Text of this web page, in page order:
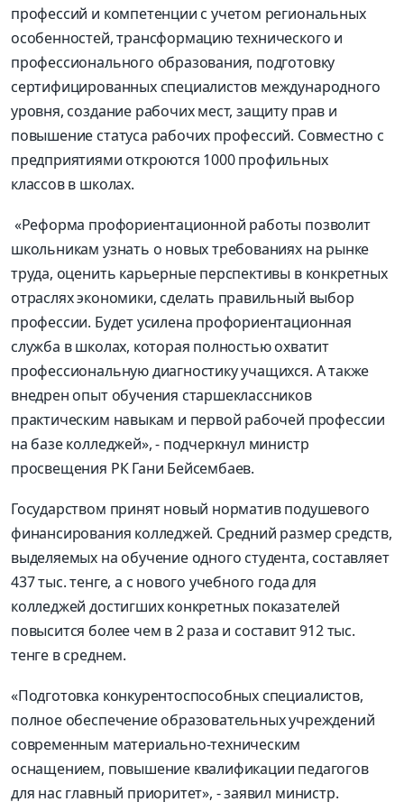
профессий и компетенции с учетом региональных
особенностей, трансформацию технического и
профессионального образования, подготовку
сертифицированных специалистов международного
уровня, создание рабочих мест, защиту прав и
повышение статуса рабочих профессий. Совместно с
предприятиями откроются 1000 профильных
классов в школах.
«Реформа профориентационной работы позволит
школьникам узнать о новых требованиях на рынке
труда, оценить карьерные перспективы в конкретных
отраслях экономики, сделать правильный выбор
профессии. Будет усилена профориентационная
служба в школах, которая полностью охватит
профессиональную диагностику учащихся. А также
внедрен опыт обучения старшеклассников
практическим навыкам и первой рабочей профессии
на базе колледжей», - подчеркнул министр
просвещения РК Гани Бейсембаев.
Государством принят новый норматив подушевого
финансирования колледжей. Средний размер средств,
выделяемых на обучение одного студента, составляет
437 тыс. тенге, а с нового учебного года для
колледжей достигших конкретных показателей
повысится более чем в 2 раза и составит 912 тыс.
тенге в среднем.
«Подготовка конкурентоспособных специалистов,
полное обеспечение образовательных учреждений
современным материально-техническим
оснащением, повышение квалификации педагогов
для нас главный приоритет», - заявил министр.